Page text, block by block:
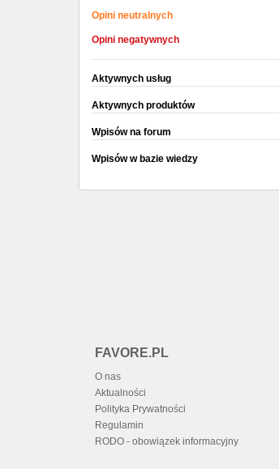
Opini neutralnych
Opini negatywnych
Aktywnych usług
Aktywnych produktów
Wpisów na forum
Wpisów w bazie wiedzy
FAVORE.PL
O nas
Aktualności
Polityka Prywatności
Regulamin
RODO - obowiązek informacyjny